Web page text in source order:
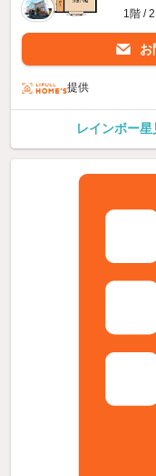
1階 /
お
提供
レインボー